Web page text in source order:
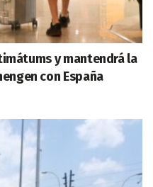
y mantendrá la
con España